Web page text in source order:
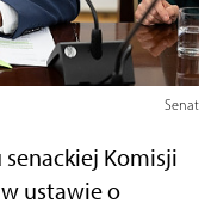
Senat
Komisji
ustawie o